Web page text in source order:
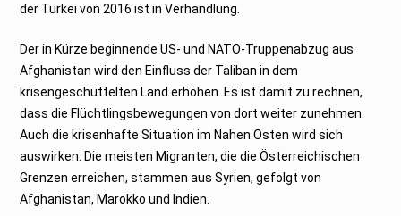
der Türkei von 2016 ist in Verhandlung.
Der in Kürze beginnende US- und NATO-Truppenabzug aus
Afghanistan wird den Einfluss der Taliban in dem
krisengeschüttelten Land erhöhen. Es ist damit zu rechnen,
dass die Flüchtlingsbewegungen von dort weiter zunehmen.
Auch die krisenhafte Situation im Nahen Osten wird sich
auswirken. Die meisten Migranten, die die Österreichischen
Grenzen erreichen, stammen aus Syrien, gefolgt von
Afghanistan, Marokko und Indien.